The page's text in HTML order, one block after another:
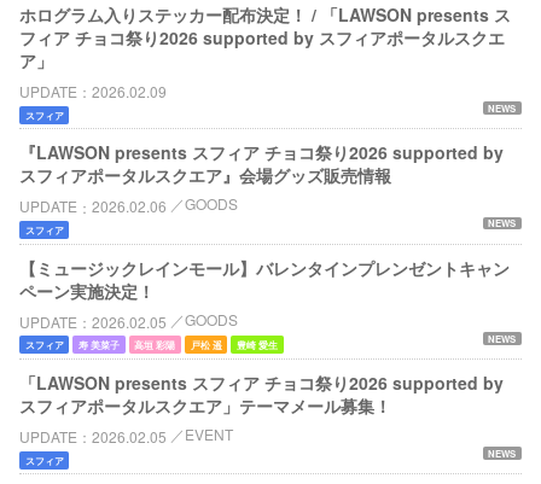
ホログラム入りステッカー配布決定！ / 「LAWSON presents ス
フィア チョコ祭り2026 supported by スフィアポータルスクエ
ア」
UPDATE 2026.02.09
NEWS
スフィア
『LAWSON presents スフィア チョコ祭り2026 supported by
スフィアポータルスクエア』会場グッズ販売情報
UPDATE 2026.02.06 GOODS
NEWS
スフィア
【ミュージックレインモール】バレンタインプレンゼントキャン
ペーン実施決定！
UPDATE 2026.02.05 GOODS
NEWS
スフィア 寿 美菜子 高垣 彩陽 戸松 遥 豊崎 愛生
「LAWSON presents スフィア チョコ祭り2026 supported by
スフィアポータルスクエア」テーマメール募集！
UPDATE 2026.02.05 EVENT
NEWS
スフィア